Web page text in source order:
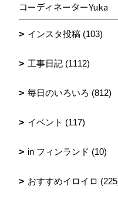
コーディネーターYuka
インスタ投稿 (103)
工事日記 (1112)
毎日のいろいろ (812)
イベント (117)
in フィンランド (10)
おすすめイロイロ